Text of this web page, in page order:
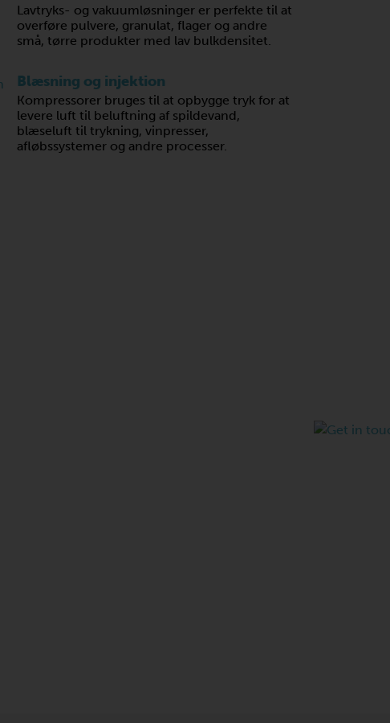
Lavtryks- og vakuumløsninger er perfekte til at
overføre pulvere, granulat, flager og andre
små, tørre produkter med lav bulkdensitet.
Blæsning og injektion
Kompressorer bruges til at opbygge tryk for at
levere luft til beluftning af spildevand,
blæseluft til trykning, vinpresser,
afløbssystemer og andre processer.